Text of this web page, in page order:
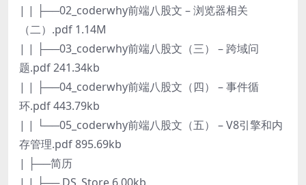
| | ├──02_coderwhy前端八股文 – 浏览器相关
（二）.pdf 1.14M
| | ├──03_coderwhy前端八股文（三） – 跨域问
题.pdf 241.34kb
| | ├──04_coderwhy前端八股文（四） – 事件循
环.pdf 443.79kb
| | └──05_coderwhy前端八股文（五） – V8引擎和内
存管理.pdf 895.69kb
| ├──简历